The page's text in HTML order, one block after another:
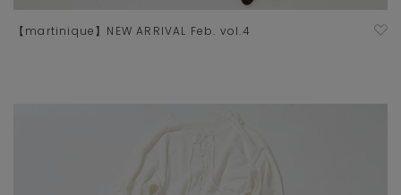
【martinique】NEW ARRIVAL Feb. vol.4